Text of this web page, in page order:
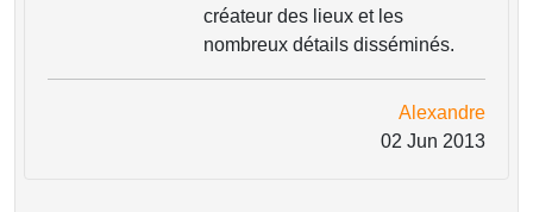
créateur des lieux et les
nombreux détails disséminés.
Alexandre
02 Jun 2013